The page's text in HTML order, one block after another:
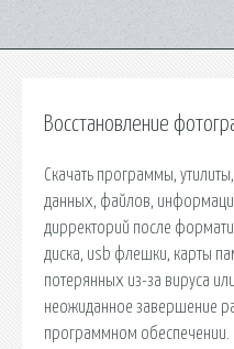
Восстановление
Скачать программы,
данных, файлов,
дирректорий после
диска, usb флешки, карты
потерянных из-за вируса
неожиданное завершение
программном обеспечении.